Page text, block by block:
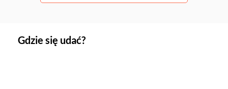
Gdzie się udać?